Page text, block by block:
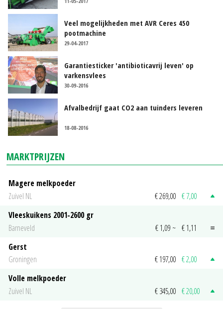
Veel mogelijkheden met AVR Ceres 450
pootmachine
29-04-2017
Garantiesticker 'antibioticavrij leven' op
varkensvlees
30-09-2016
Afvalbedrijf gaat CO2 aan tuinders leveren
18-08-2016
MARKTPRIJZEN
Magere melkpoeder
Zuivel NL
€ 269,00 € 7,00
Vleeskuikens 2001-2600 gr
Barneveld
€ 1,09 ~ € 1,11
Gerst
Groningen
€ 197,00 € 2,00
Volle melkpoeder
Zuivel NL
€ 345,00 € 20,00